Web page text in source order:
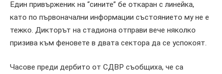
Един привърженик на “сините” бе откаран с линейка,
като по първоначални информации състоянието му не е
тежко. Дикторът на стадиона отправи вече няколко
призива към феновете в двата сектора да се успокоят.
Часове преди дербито от СДВР съобщиха, че са